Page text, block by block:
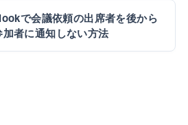
で会議依頼の出席者を後から
者に通知しない方法